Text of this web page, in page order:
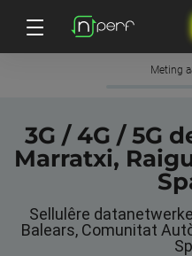
Meting
3G / 4G / 5G
Marratxi,
Sellulêre
Balears, Comunitat